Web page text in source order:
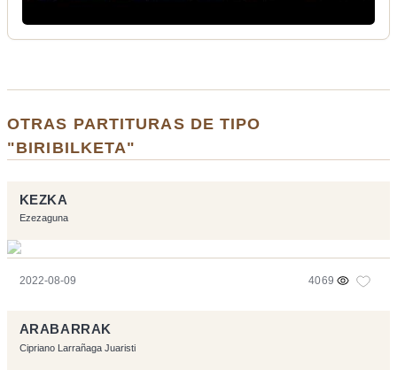
OTRAS PARTITURAS DE TIPO
"BIRIBILKETA"
KEZKA
Ezezaguna
2022-08-09 4069
ARABARRAK
Cipriano Larrañaga Juaristi